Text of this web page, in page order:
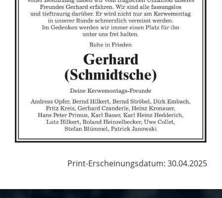
Print-Erscheinungsdatum: 30.04.2025